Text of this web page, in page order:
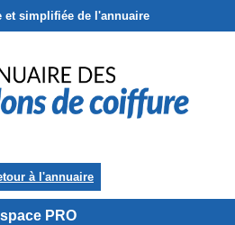
et simplifiée de l'annuaire
à l'annuaire
PRO